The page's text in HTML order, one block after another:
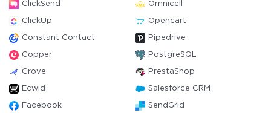
ClickSend Omnicell
ClickUp Opencart
Constant Contact Pipedrive
Copper PostgreSQL
Crove PrestaShop
Ecwid Salesforce CRM
Facebook SendGrid